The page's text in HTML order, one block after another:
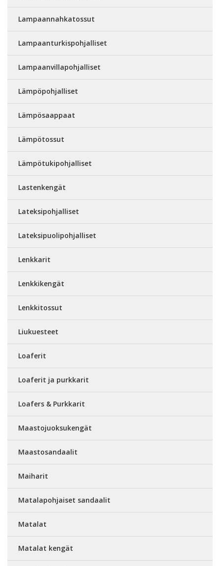
Lampaannahkatossut
Lampaanturkispohjalliset
Lampaanvillapohjalliset
Lämpöpohjalliset
Lämpösaappaat
Lämpötossut
Lämpötukipohjalliset
Lastenkengät
Lateksipohjalliset
Lateksipuolipohjalliset
Lenkkarit
Lenkkikengät
Lenkkitossut
Liukuesteet
Loaferit
Loaferit ja purkkarit
Loafers & Purkkarit
Maastojuoksukengät
Maastosandaalit
Maiharit
Matalapohjaiset sandaalit
Matalat
Matalat kengät